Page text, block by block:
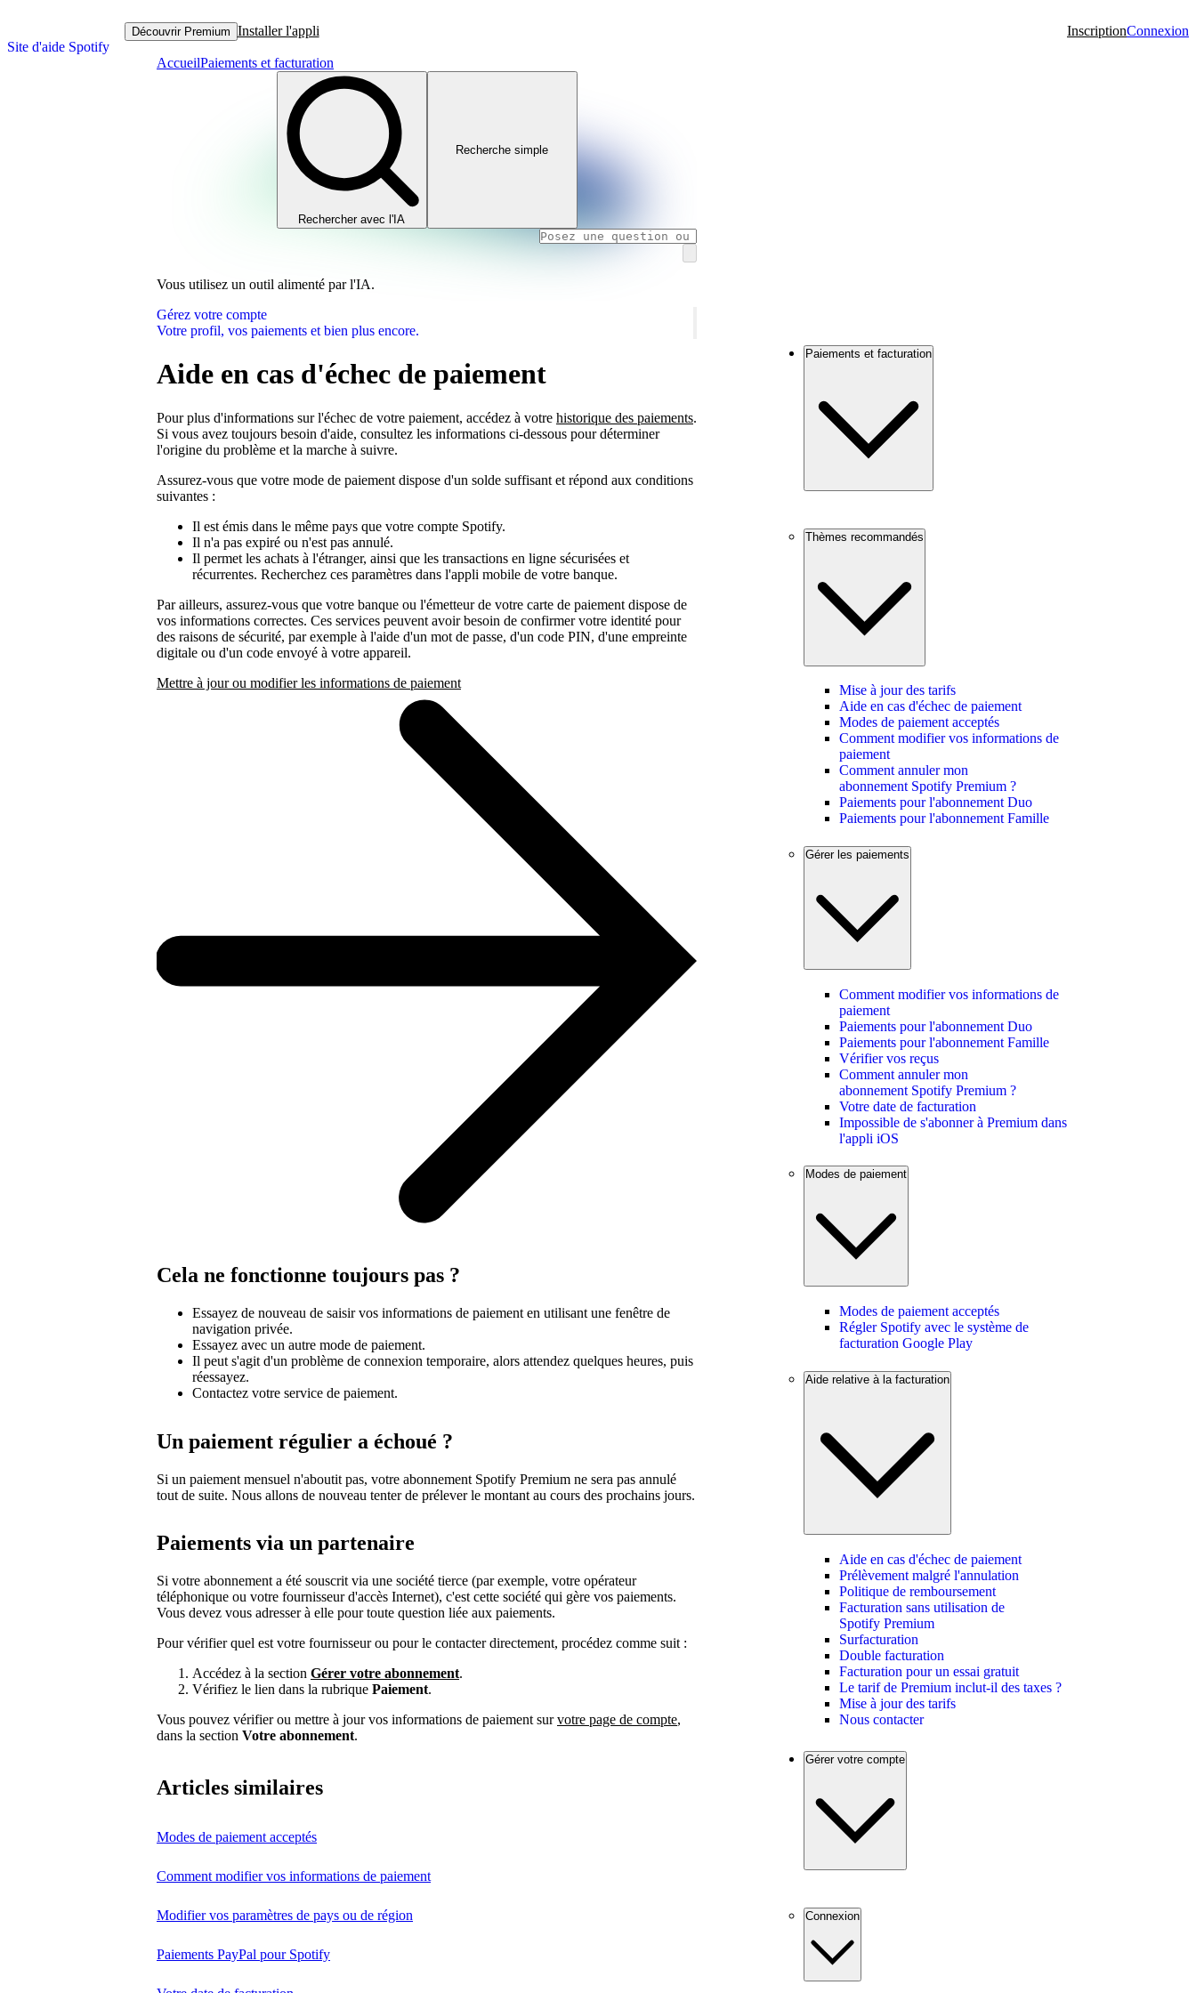
Site d'aide Spotify
Découvrir Premium Installer l'appli InscriptionConnexion
AccueilPaiements et facturation
Rechercher avec l'IA
Recherche simple
Vous utilisez un outil alimenté par l'IA.
Gérez votre compte
Votre profil, vos paiements et bien plus encore.
Aide en cas d'échec de paiement
Pour plus d'informations sur l'échec de votre paiement, accédez à votre historique des paiements.
Si vous avez toujours besoin d'aide, consultez les informations ci-dessous pour déterminer
l'origine du problème et la marche à suivre.
Assurez-vous que votre mode de paiement dispose d'un solde suffisant et répond aux conditions
suivantes :
Il est émis dans le même pays que votre compte Spotify.
Il n'a pas expiré ou n'est pas annulé.
Il permet les achats à l'étranger, ainsi que les transactions en ligne sécurisées et
récurrentes. Recherchez ces paramètres dans l'appli mobile de votre banque.
Par ailleurs, assurez-vous que votre banque ou l'émetteur de votre carte de paiement dispose de
vos informations correctes. Ces services peuvent avoir besoin de confirmer votre identité pour
des raisons de sécurité, par exemple à l'aide d'un mot de passe, d'un code PIN, d'une empreinte
digitale ou d'un code envoyé à votre appareil.
Mettre à jour ou modifier les informations de paiement
Cela ne fonctionne toujours pas ?
Essayez de nouveau de saisir vos informations de paiement en utilisant une fenêtre de
navigation privée.
Essayez avec un autre mode de paiement.
Il peut s'agit d'un problème de connexion temporaire, alors attendez quelques heures, puis
réessayez.
Contactez votre service de paiement.
Un paiement régulier a échoué ?
Si un paiement mensuel n'aboutit pas, votre abonnement Spotify Premium ne sera pas annulé
tout de suite. Nous allons de nouveau tenter de prélever le montant au cours des prochains jours.
Paiements via un partenaire
Si votre abonnement a été souscrit via une société tierce (par exemple, votre opérateur
téléphonique ou votre fournisseur d'accès Internet), c'est cette société qui gère vos paiements.
Vous devez vous adresser à elle pour toute question liée aux paiements.
Pour vérifier quel est votre fournisseur ou pour le contacter directement, procédez comme suit :
Accédez à la section Gérer votre abonnement.
Vérifiez le lien dans la rubrique Paiement.
Vous pouvez vérifier ou mettre à jour vos informations de paiement survotre page de compte,
dans la section Votre abonnement.
Articles similaires
Modes de paiement acceptés
Comment modifier vos informations de paiement
Modifier vos paramètres de pays ou de région
Paiements PayPal pour Spotify
Paiements et facturation
Thèmes recommandés
Mise à jour des tarifs
Aide en cas d'échec de paiement
Modes de paiement acceptés
Comment modifier vos informations de
paiement
Comment annuler mon
abonnement Spotify Premium ?
Paiements pour l'abonnement Duo
Paiements pour l'abonnement Famille
Gérer les paiements
Comment modifier vos informations de
paiement
Paiements pour l'abonnement Duo
Paiements pour l'abonnement Famille
Vérifier vos reçus
Comment annuler mon
abonnement Spotify Premium ?
Votre date de facturation
Impossible de s'abonner à Premium dans
l'appli iOS
Modes de paiement
Modes de paiement acceptés
Régler Spotify avec le système de
facturation Google Play
Aide relative à la facturation
Aide en cas d'échec de paiement
Prélèvement malgré l'annulation
Politique de remboursement
Facturation sans utilisation de
Spotify Premium
Surfacturation
Double facturation
Facturation pour un essai gratuit
Le tarif de Premium inclut-il des taxes ?
Mise à jour des tarifs
Nous contacter
Gérer votre compte
Connexion